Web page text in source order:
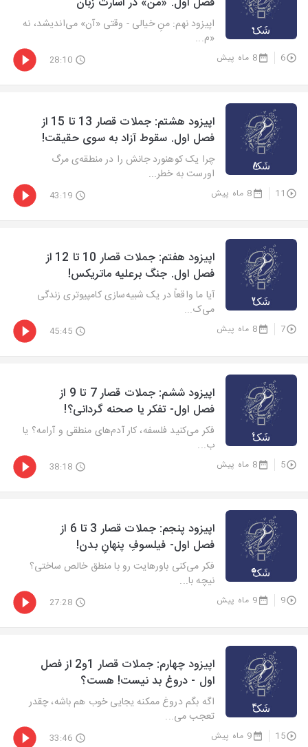
اپیزود نهم: منِ خیالی - وقتی «آن» می‌اندیشد، نه
«م...
6 8 ماه پیش 28:10
اپیزود هشتم: جملات قصار 13 تا 15 از
فصل اول. سقوط آزاد به سوی حقیقت!
چرا یک کوهنورد جانش را در منطقه‌ی مرگ
اورست به خطر...
11 8 ماه پیش 43:19
اپیزود هفتم: جملات قصار 10 تا 12 از
فصل اول. جنگ برعلیه ماتریکس!
آیا ما واقعاً در یک شبیه‌سازی کامپیوتری زندگی
می‌ک...
7 8 ماه پیش 45:45
اپیزود ششم: جملات قصار 7 تا 9 از
فصل اول- تفکر یا صحنه گردانی؟!
فکر می‌کنید فلسفه، کار آدم‌های منطقی و آرامه؟ یا
ب...
5 8 ماه پیش 38:18
اپیزود پنجم: جملات قصار 3 تا 6 از
فصل اول- فیلسوفِ پنهانِ بدن!
فکر می‌کنی باورهایت رو با منطق خالص ساختی؟
نیچه با...
9 9 ماه پیش 27:28
اپیزود چهارم: جملات قصار 1و2 از فصل
اول - دروغ بد نیست! هست؟
اگه بگم دروغ ممکنه یجایی خوب هم باشه، چقدر
تعجب می...
15 9 ماه پیش 33:46